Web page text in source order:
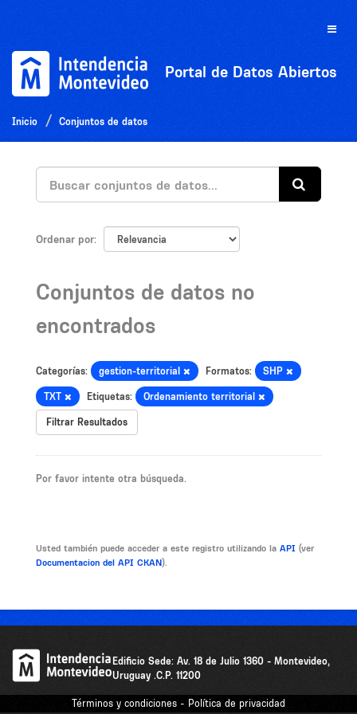
Toggle
Portal de Datos Abiertos
Inicio Conjuntos de datos
Ordenar por
Conjuntos de datos no
encontrados
Categorías: gestion-territorial Formatos: SHP
TXT Etiquetas: Ordenamiento territorial
Filtrar Resultados
Por favor intente otra búsqueda.
Usted también puede acceder a este registro utilizando la API (ver
Documentacion del API CKAN).
Edificio Sede: Av. 18 de Julio 1360 - Montevideo,
Uruguay .C.P. 11200
Términos y condiciones - Política de privacidad